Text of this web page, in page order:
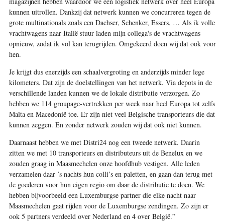
kunnen uitrollen. Dankzij dat netwerk kunnen we concurreren tegen de
grote multinationals zoals een Dachser, Schenker, Essers, … Als ik volle
vrachtwagens naar Italië stuur laden mijn collega's de vrachtwagens
opnieuw, zodat ik vol kan terugrijden. Omgekeerd doen wij dat ook voor
hen.
Je krijgt dus enerzijds een schaalvergroting en anderzijds minder lege
kilometers. Dat zijn de doelstellingen van het netwerk. Via depots in de
verschillende landen kunnen we de lokale distributie verzorgen. Zo
hebben we 114 groupage-vertrekken per week naar heel Europa tot zelfs
Malta en Macedonië toe. Er zijn niet veel Belgische transporteurs die dat
kunnen zeggen. En zonder netwerk zouden wij dat ook niet kunnen.
Daarnaast hebben we met Distri24 nog een tweede netwerk. Daarin
zitten we met 10 transporteurs en distributeurs uit de Benelux en we
zouden graag in Maasmechelen onze hoofdhub vestigen. Alle leden
verzamelen daar ’s nachts hun colli’s en paletten, en gaan dan terug met
de goederen voor hun eigen regio om daar de distributie te doen. We
hebben bijvoorbeeld een Luxemburgse partner die elke nacht naar
Maasmechelen gaat rijden voor de Luxemburgse zendingen. Zo zijn er
ook 5 partners verdeeld over Nederland en 4 over België.”